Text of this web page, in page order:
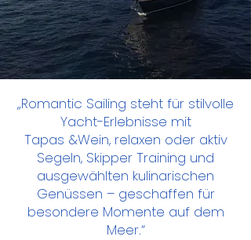
„Romantic Sailing steht für stilvolle
Yacht-Erlebnisse mit
Tapas &Wein, relaxen oder aktiv
Segeln, Skipper Training und
ausgewählten kulinarischen
Genüssen – geschaffen für
besondere Momente auf dem
Meer.“